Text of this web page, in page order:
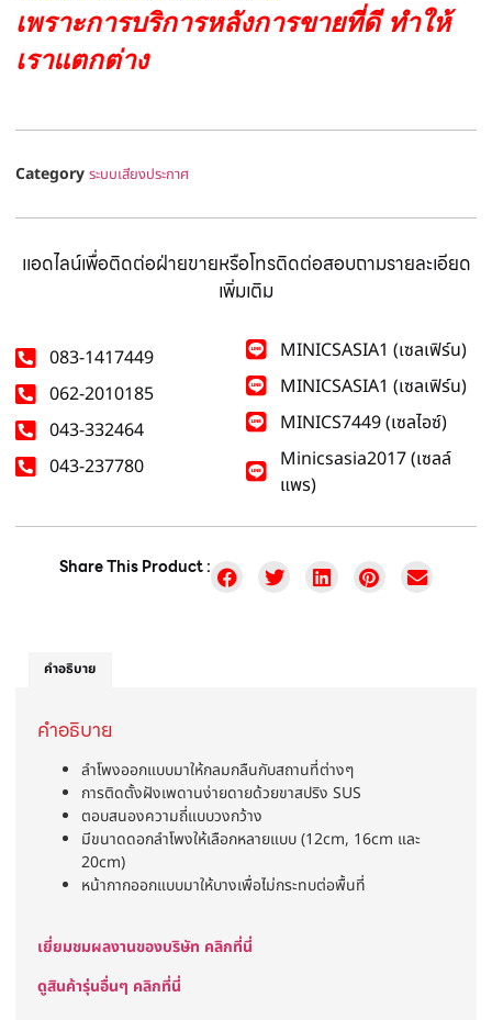
เพราะการบริการหลังการขายที่ดี ทำให้
เราแตกต่าง
Category ระบบเสียงประกาศ
แอดไลน์เพื่อติดต่อฝ่ายขายหรือโทรติดต่อสอบถามรายละเอียด
เพิ่มเติม
083-1417449
062-2010185
043-332464
043-237780
MINICSASIA1 (เซลเฟิร์น)
MINICSASIA1 (เซลเฟิร์น)
MINICS7449 (เซลไอซ์)
Minicsasia2017 (เซลล์
แพร)
Share This Product :
คำอธิบาย
คำอธิบาย
ลำโพงออกแบบมาให้กลมกลืนกับสถานที่ต่างๆ
การติดตั้งฝังเพดานง่ายดายด้วยขาสปริง SUS
ตอบสนองความถี่แบบวงกว้าง
มีขนาดดอกลำโพงให้เลือกหลายแบบ (12cm, 16cm และ
20cm)
หน้ากากออกแบบมาให้บางเพื่อไม่กระทบต่อพื้นที่
เยี่ยมชมผลงานของบริษัท คลิกที่นี่
ดูสินค้ารุ่นอื่นๆ คลิกที่นี่